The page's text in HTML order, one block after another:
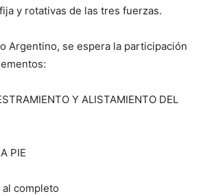
y rotativas de las tres fuerzas.
Argentino, se espera la participación
Y ALISTAMIENTO DEL
PIE
al completo